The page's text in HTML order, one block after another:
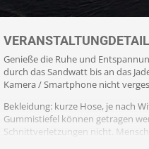
Genieße die Ruhe und
durch das Sandwatt bis an das
Kamera / Smartphone nicht
Bekleidung: kurze Hose, je nach
Gummistiefel können getragen
Schnittverletzungen nicht.